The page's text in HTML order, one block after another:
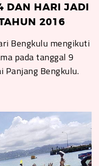
DAN HARI JADI
2016
Bengkulu mengikuti
pada tanggal 9
Bengkulu.